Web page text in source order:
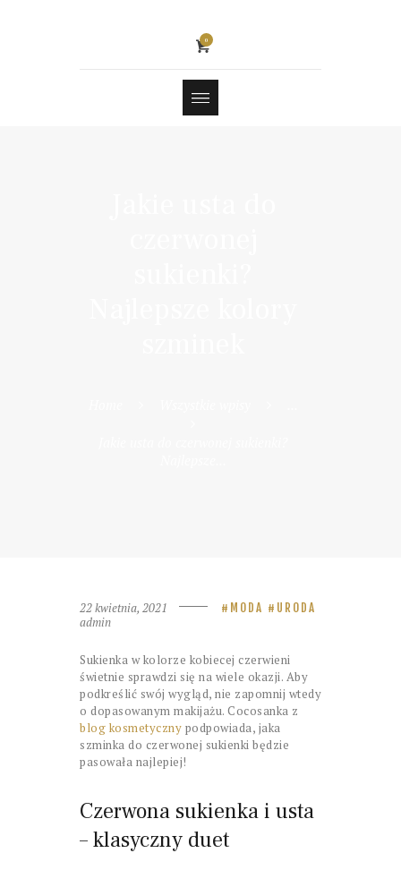
0
22 kwietnia, 2021 MODA URODA
admin
Sukienka w kolorze kobiecej czerwieni
świetnie sprawdzi się na wiele okazji. Aby
podkreślić swój wygląd, nie zapomnij wtedy
o dopasowanym makijażu. Cocosanka z
blog kosmetyczny podpowiada, jaka
szminka do czerwonej sukienki będzie
pasowała najlepiej!
Czerwona sukienka i usta
– klasyczny duet